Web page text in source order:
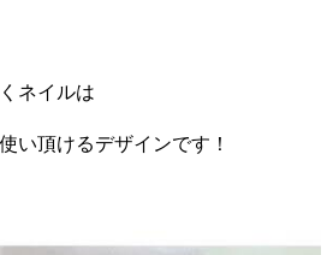
ネイルは
い頂けるデザインです！